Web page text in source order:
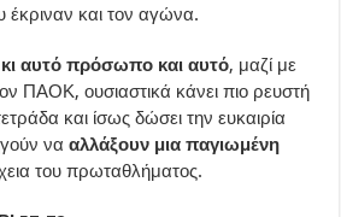
έκριναν και τον αγώνα.
αυτό πρόσωπο και αυτό, μαζί με
ΠΑΟΚ, ουσιαστικά κάνει πιο ρευστή
και ίσως δώσει την ευκαιρία
νααλλάξουν μια παγιωμένη
του πρωταθλήματος.